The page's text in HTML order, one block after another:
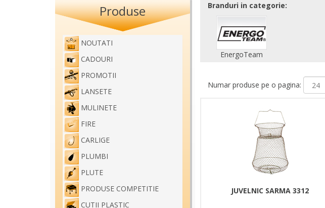
Produse
NOUTATI
CADOURI
PROMOTII
LANSETE
MULINETE
FIRE
CARLIGE
PLUMBI
PLUTE
PRODUSE COMPETITIE
CUTII PLASTIC
Branduri in categorie:
EnergoTeam
Numar produse pe o pagina:
JUVELNIC SARMA 3312